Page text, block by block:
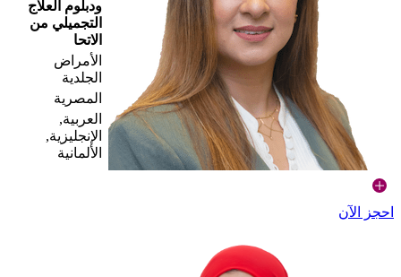
ودبلوم العلاج
التجميلي من
الاتحا
الأمراض
الجلدية
المصرية
العربية,
الإنجليزية,
الألمانية
احجز الآن